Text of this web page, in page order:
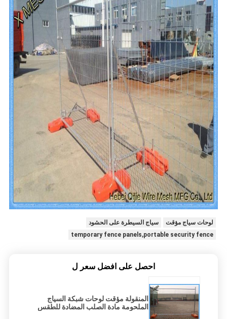
لوحات سياج مؤقت
سياج السيطرة على الحشود
temporary fence panels,portable security fence
احصل على افضل سعر ل
المنقولة مؤقت لوحات شبكة السياج
الملحومة مادة الصلب المضادة للطقس